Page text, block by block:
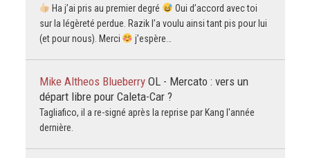
Ha j’ai pris au premier degré
Oui d’accord avec toi
sur la légèreté perdue. Razik l’a voulu ainsi tant pis pour lui
(et pour nous). Merci
j’espère…
Mike Altheos Blueberry OL - Mercato : vers un
départ libre pour Caleta-Car ?
Tagliafico, il a re-signé après la reprise par Kang l'année
dernière.